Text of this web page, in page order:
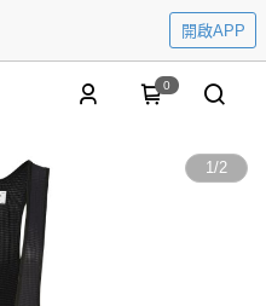
開啟APP
0
1/2